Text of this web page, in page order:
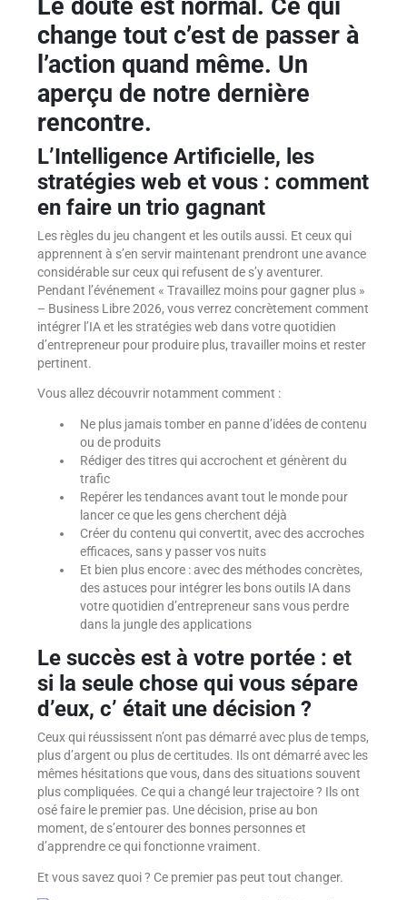
Le doute est normal. Ce qui
change tout c’est de passer à
l’action quand même. Un
aperçu de notre dernière
rencontre.
L’Intelligence Artificielle, les
stratégies web et vous : comment
en faire un trio gagnant
Les règles du jeu changent et les outils aussi. Et ceux qui
apprennent à s’en servir maintenant prendront une avance
considérable sur ceux qui refusent de s’y aventurer.
Pendant l’événement « Travaillez moins pour gagner plus »
– Business Libre 2026, vous verrez concrètement comment
intégrer l’IA et les stratégies web dans votre quotidien
d’entrepreneur pour produire plus, travailler moins et rester
pertinent.
Vous allez découvrir notamment comment :
Ne plus jamais tomber en panne d’idées de contenu
ou de produits
Rédiger des titres qui accrochent et génèrent du
trafic
Repérer les tendances avant tout le monde pour
lancer ce que les gens cherchent déjà
Créer du contenu qui convertit, avec des accroches
efficaces, sans y passer vos nuits
Et bien plus encore : avec des méthodes concrètes,
des astuces pour intégrer les bons outils IA dans
votre quotidien d’entrepreneur sans vous perdre
dans la jungle des applications
Le succès est à votre portée : et
si la seule chose qui vous sépare
d’eux, c’ était une décision ?
Ceux qui réussissent n’ont pas démarré avec plus de temps,
plus d’argent ou plus de certitudes. Ils ont démarré avec les
mêmes hésitations que vous, dans des situations souvent
plus compliquées. Ce qui a changé leur trajectoire ? Ils ont
osé faire le premier pas. Une décision, prise au bon
moment, de s’entourer des bonnes personnes et
d’apprendre ce qui fonctionne vraiment.
Et vous savez quoi ? Ce premier pas peut tout changer.